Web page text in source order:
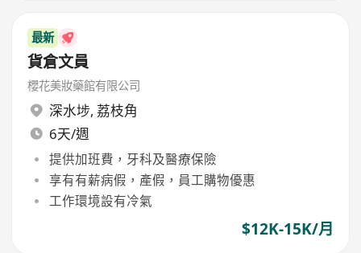
最新
貨倉文員
櫻花美妝藥館有限公司
深水埗, 荔枝角
6天/週
提供加班費，牙科及醫療保險
享有有薪病假，產假，員工購物優惠
工作環境設有冷氣
$12K-15K/月